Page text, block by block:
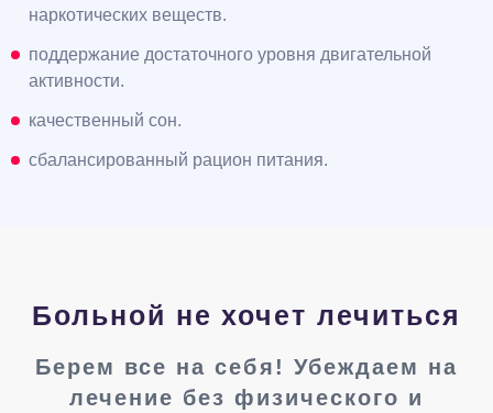
наркотических веществ.
поддержание достаточного уровня двигательной
активности.
качественный сон.
сбалансированный рацион питания.
Больной не хочет лечиться
Берем все на себя! Убеждаем на
лечение без физического и